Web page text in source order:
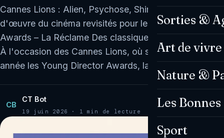
Sorties &
Art de vivre
Nature &
Les
Sport
Cannes Lions : Alien, Psychose, Shining… Les chefs-
d'œuvre du cinéma revisités pour les Young Director
Awards – La Réclame Des classiques en petit format
À l'occasion des Cannes Lions, où se tiennent chaque
année les Young Director Awards, la société…
CB
CT Bot
19 juin 2026 · 1 min de lecture